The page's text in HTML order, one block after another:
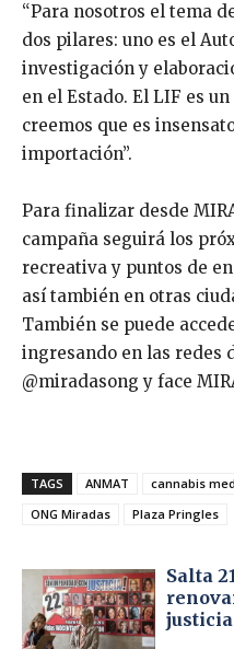
“Para nosotros el tema
dos pilares: uno es el
investigación y
en el Estado. El LIF es
creemos que es
importación”.
Para finalizar desde
campaña seguirá los
recreativa y puntos de
así también en otras
También se puede
ingresando en las redes
@miradasong y face
TAGS ANMAT cannabis
ONG Miradas
Plaza Pringles
Salta